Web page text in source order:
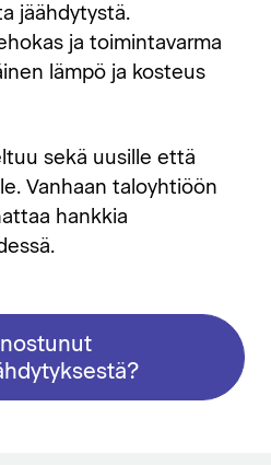
jäähdytystä.
ja toimintavarma
lämpö ja kosteus
sekä uusille että
Vanhaan taloyhtiöön
hankkia